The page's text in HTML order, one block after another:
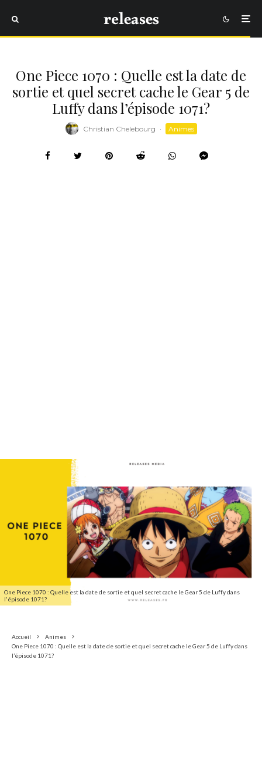
One Piece 1070 : Quelle est la date de
sortie et quel secret cache le Gear 5 de
Luffy dans l’épisode 1071?
Christian Chelebourg · Animes
One Piece 1070 : Quelle est la date de sortie et quel secret cache le Gear 5 de Luffy dans
l'épisode 1071?
Accueil
Animes
One Piece 1070 : Quelle est la date de sortie et quel secret cache le Gear 5 de Luffy dans
l’épisode 1071?